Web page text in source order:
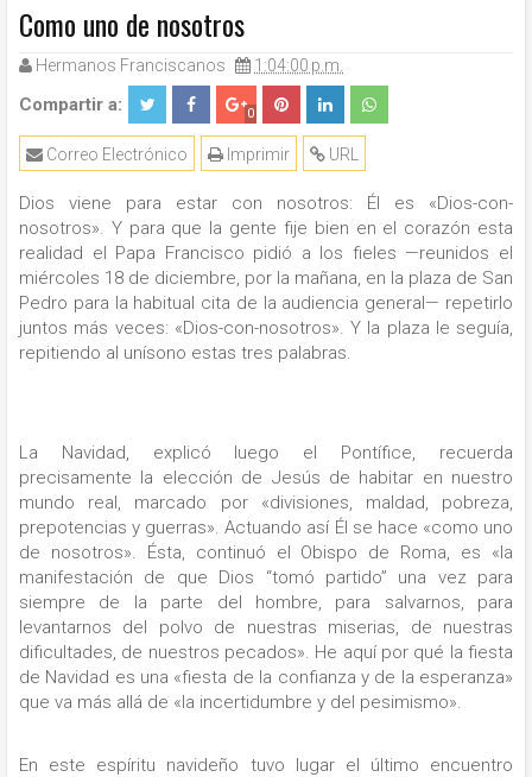
Como uno de nosotros
Hermanos Franciscanos 1:04:00 p.m.
Compartir a: 0
URL
Imprimir
Correo Electrónico
Dios viene para estar con nosotros: Él es «Dios-con-
nosotros». Y para que la gente fije bien en el corazón esta
realidad el Papa Francisco pidió a los fieles —reunidos el
miércoles 18 de diciembre, por la mañana, en la plaza de San
Pedro para la habitual cita de la audiencia general— repetirlo
juntos más veces: «Dios-con-nosotros». Y la plaza le seguía,
repitiendo al unísono estas tres palabras.
La Navidad, explicó luego el Pontífice, recuerda
precisamente la elección de Jesús de habitar en nuestro
mundo real, marcado por «divisiones, maldad, pobreza,
prepotencias y guerras». Actuando así Él se hace «como uno
de nosotros». Ésta, continuó el Obispo de Roma, es «la
manifestación de que Dios “tomó partido” una vez para
siempre de la parte del hombre, para salvarnos, para
levantarnos del polvo de nuestras miserias, de nuestras
dificultades, de nuestros pecados». He aquí por qué la fiesta
de Navidad es una «fiesta de la confianza y de la esperanza»
que va más allá de «la incertidumbre y del pesimismo».
En este espíritu navideño tuvo lugar el último encuentro